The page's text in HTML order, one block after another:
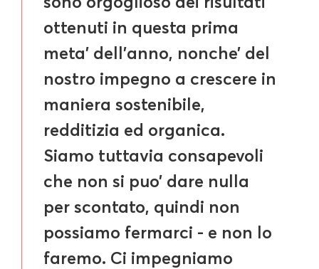
ottenuti in questa prima
meta’ dell’anno, nonche’ del
nostro impegno a crescere in
maniera sostenibile,
redditizia ed organica.
Siamo tuttavia consapevoli
che non si puo’ dare nulla
per scontato, quindi non
possiamo fermarci - e non lo
faremo. Ci impegniamo